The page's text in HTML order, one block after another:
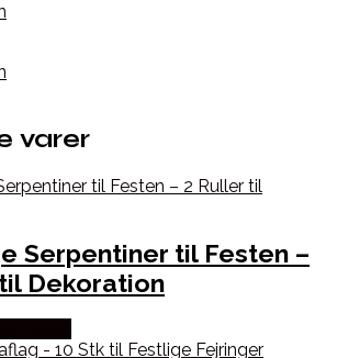
varer
Serpentiner til Festen –
Dekoration